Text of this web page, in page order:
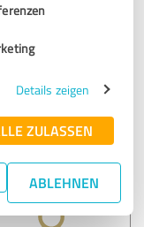
Details zeigen
ZULASSEN
ABLEHNEN